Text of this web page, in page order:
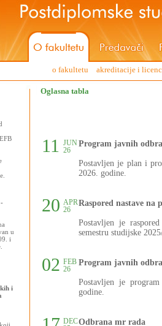
o fakultetu akreditacije i
Oglasna tabla
u
i
i
11
JUN
26
Program javnih
Postavljen je plan i
2026. godine.
20 APR
26
Raspored nastave na
Postavljen je
semestru studijske
02 FEB
26
Program javnih
Postavljen je
godine.
DECOdbrana mr rada